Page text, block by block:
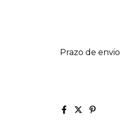
Prazo de envio